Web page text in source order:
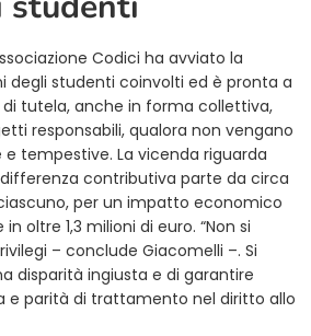
Codici ha avviato la
degli studenti coinvolti ed è pronta a
tutela, anche in forma collettiva,
responsabili, qualora non vengano
tempestive. La vicenda riguarda
contributiva parte da circa
per un impatto economico
oltre 1,3 milioni di euro. “Non si
– conclude Giacomelli –. Si
disparità ingiusta e di garantire
e parità di trattamento nel diritto allo